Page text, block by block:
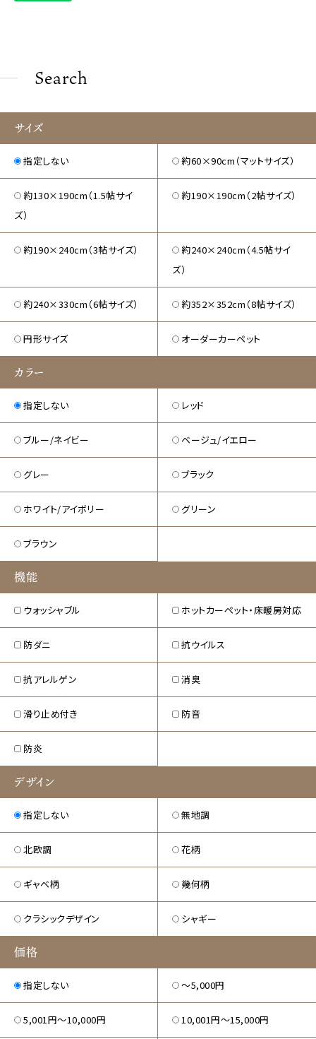
Search
サイズ
指定しない 約60×90cm（マットサイズ）
約130×190cm（1.5帖サイ
ズ）
約190×190cm（2帖サイズ）
約190×240cm（3帖サイズ）
約240×240cm（4.5帖サイ
ズ）
約240×330cm（6帖サイズ） 約352×352cm（8帖サイズ）
円形サイズ オーダーカーペット
カラー
指定しない レッド
ブルー/ネイビー ベージュ/イエロー
グレー ブラック
ホワイト/アイボリー グリーン
ブラウン
機能
ウォッシャブル ホットカーペット・床暖房対応
防ダニ 抗ウイルス
抗アレルゲン 消臭
滑り止め付き 防音
防炎
デザイン
指定しない 無地調
北欧調 花柄
ギャベ柄 幾何柄
クラシックデザイン シャギー
価格
指定しない 〜5,000円
5,001円〜10,000円 10,001円〜15,000円